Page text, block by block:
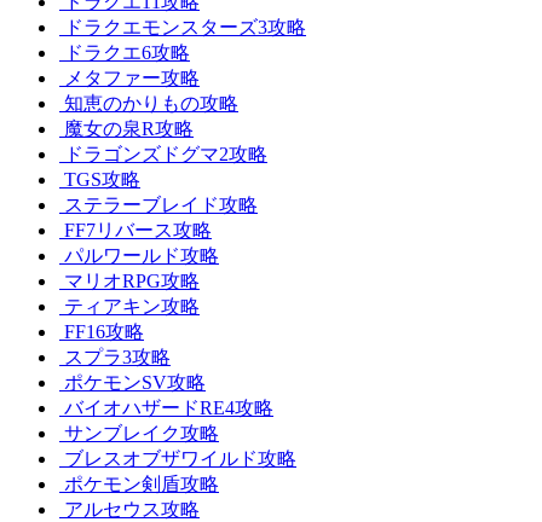
ドラクエモンスターズ3攻略
ドラクエ6攻略
メタファー攻略
知恵のかりもの攻略
魔女の泉R攻略
ドラゴンズドグマ2攻略
TGS攻略
ステラーブレイド攻略
FF7リバース攻略
パルワールド攻略
マリオRPG攻略
ティアキン攻略
FF16攻略
スプラ3攻略
ポケモンSV攻略
バイオハザードRE4攻略
サンブレイク攻略
ブレスオブザワイルド攻略
ポケモン剣盾攻略
アルセウス攻略